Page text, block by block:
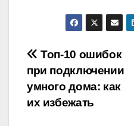
Навигация
по
записям
Топ-10 ошибок
при подключении
умного дома: как
их избежать